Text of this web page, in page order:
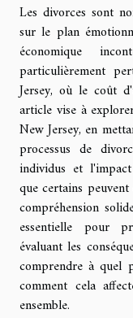
Les divorces sont
sur le plan
économique
particulièrement
Jersey, où le coût
article vise à
New Jersey, en
processus de
individus et
que certains
compréhension
essentielle pour
évaluant les
comprendre à quel
comment cela
ensemble.